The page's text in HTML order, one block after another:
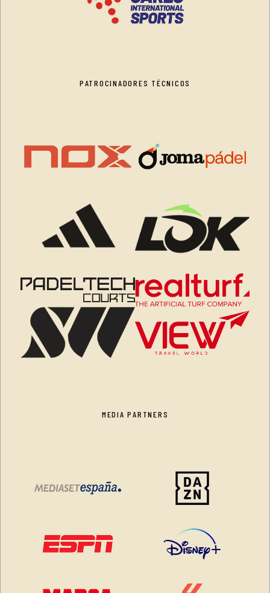
PATROCINADORES TÉCNICOS
MEDIA PARTNERS